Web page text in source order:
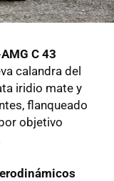
C 43
calandra del
iridio mate y
flanqueado
objetivo